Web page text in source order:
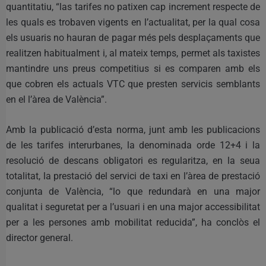
quantitatiu, “las tarifes no patixen cap increment respecte de
les quals es trobaven vigents en l’actualitat, per la qual cosa
els usuaris no hauran de pagar més pels desplaçaments que
realitzen habitualment i, al mateix temps, permet als taxistes
mantindre uns preus competitius si es comparen amb els
que cobren els actuals VTC que presten servicis semblants
en el l’àrea de València”.
Amb la publicació d’esta norma, junt amb les publicacions
de les tarifes interurbanes, la denominada orde 12+4 i la
resolució de descans obligatori es regularitza, en la seua
totalitat, la prestació del servici de taxi en l’àrea de prestació
conjunta de València, “lo que redundarà en una major
qualitat i seguretat per a l’usuari i en una major accessibilitat
per a les persones amb mobilitat reducida”, ha conclòs el
director general.